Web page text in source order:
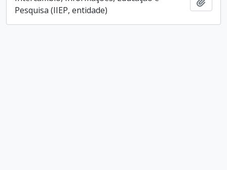
Pesquisa (IIEP, entidade)